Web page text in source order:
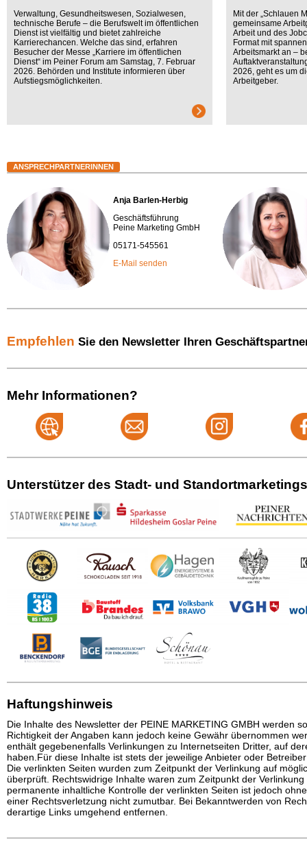
Verwaltung, Gesundheitswesen, Sozialwesen,
technische Berufe – die Berufswelt im öffentlichen
Dienst ist vielfältig und bietet zahlreiche
Karrierechancen. Welche das sind, erfahren
Besucher der Messe „Karriere im öffentlichen
Dienst“ im Peiner Forum am Samstag, 7. Februar
2026. Behörden und Institute informieren über
Aufstiegsmöglichkeiten.
Mit der „Schlauen
gemeinsame
Arbeit und des
Format mit
Arbeitsmarkt an –
2026, geht es um
Arbeitgeber.
ANSPRECHPARTNERINNEN
Anja Barlen-Herbig
Geschäftsführung
Peine Marketing GmbH
05171-545561
E-Mail senden
Empfehlen Sie den Newsletter Ihren
Mehr Informationen?
Unterstützer des Stadt- und Standortmarketings
Haftungshinweis
Die Inhalte des Newsletter der PEINE MARKETING GMBH werden
Richtigkeit der Angaben kann jedoch keine Gewähr übernommen
enthält gegebenenfalls Verlinkungen zu Internetseiten Dritter, auf
haben.Für diese Inhalte ist stets der jeweilige Anbieter oder
Die verlinkten Seiten wurden zum Zeitpunkt der Verlinkung auf
überprüft. Rechtswidrige Inhalte waren zum Zeitpunkt der
permanente inhaltliche Kontrolle der verlinkten Seiten ist jedoch
einer Rechtsverletzung nicht zumutbar. Bei Bekanntwerden von
derartige Links umgehend entfernen.